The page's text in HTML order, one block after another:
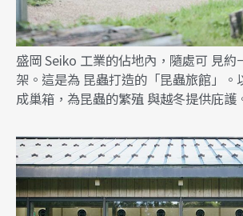
盛岡 Seiko 工業的佔地內，隨處可 見約
架。這是為 昆蟲打造的「昆蟲旅館」。
成巢箱，為昆蟲的繁殖 與越冬提供庇護